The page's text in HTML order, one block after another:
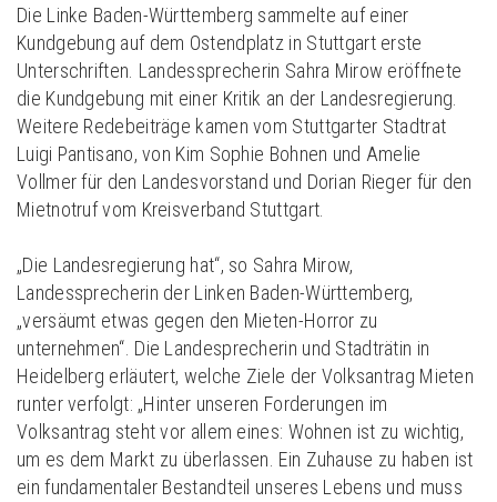
Die Linke Baden-Württemberg sammelte auf einer
Kundgebung auf dem Ostendplatz in Stuttgart erste
Unterschriften. Landessprecherin Sahra Mirow eröffnete
die Kundgebung mit einer Kritik an der Landesregierung.
Weitere Redebeiträge kamen vom Stuttgarter Stadtrat
Luigi Pantisano, von Kim Sophie Bohnen und Amelie
Vollmer für den Landesvorstand und Dorian Rieger für den
Mietnotruf vom Kreisverband Stuttgart.
„Die Landesregierung hat“, so Sahra Mirow,
Landessprecherin der Linken Baden-Württemberg,
„versäumt etwas gegen den Mieten-Horror zu
unternehmen“. Die Landesprecherin und Stadträtin in
Heidelberg erläutert, welche Ziele der Volksantrag Mieten
runter verfolgt: „Hinter unseren Forderungen im
Volksantrag steht vor allem eines: Wohnen ist zu wichtig,
um es dem Markt zu überlassen. Ein Zuhause zu haben ist
ein fundamentaler Bestandteil unseres Lebens und muss